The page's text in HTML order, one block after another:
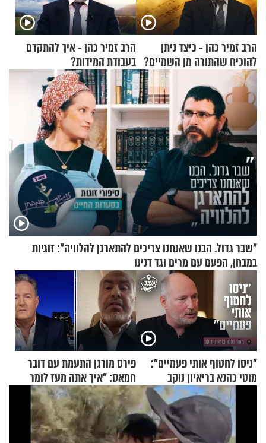
הרב זמיר כהן - כיצד ניתן
להוכיח שהתורה מן השמיים?
הרב זמיר כהן - איך להתקדם
בעבודת המידות?
"שבר גדול. הבנו שאנחנו צריכים להתארגן להלוויה": זוגיות
במבחן, הפעם עם מרים וגד דנינו
"ניסו לחטוף אותי פעמיים":
מוטי כהנא בריאיון נוקב
פירס מורגן התעמת עם דובר
חמאס: "איך אתה מעז לומר
שלא ביצעתם פשעי מלחמה?!"